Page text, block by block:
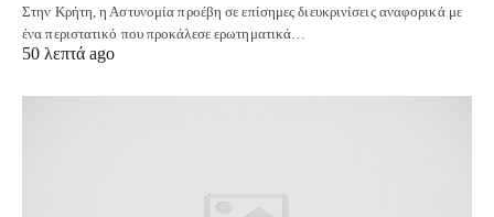
Στην Κρήτη, η Αστυνομία προέβη σε επίσημες διευκρινίσεις αναφορικά με
ένα περιστατικό που προκάλεσε ερωτηματικά…
50 λεπτά ago